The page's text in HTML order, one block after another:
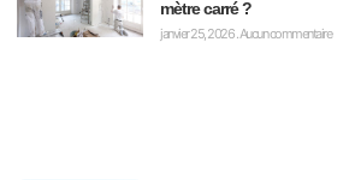
mètre carré ?
janvier 25, 2026Aucun commentaire